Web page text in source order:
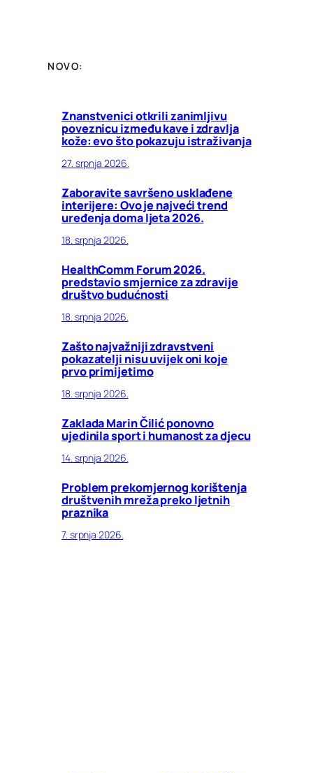
NOVO:
Znanstvenici otkrili zanimljivu
poveznicu između kave i zdravlja
kože: evo što pokazuju istraživanja
27. srpnja 2026.
Zaboravite savršeno usklađene
interijere: Ovo je najveći trend
uređenja doma ljeta 2026.
18. srpnja 2026.
HealthComm Forum 2026.
predstavio smjernice za zdravije
društvo budućnosti
18. srpnja 2026.
Zašto najvažniji zdravstveni
pokazatelji nisu uvijek oni koje
prvo primijetimo
18. srpnja 2026.
Zaklada Marin Čilić ponovno
ujedinila sport i humanost za djecu
14. srpnja 2026.
Problem prekomjernog korištenja
društvenih mreža preko ljetnih
praznika
7. srpnja 2026.